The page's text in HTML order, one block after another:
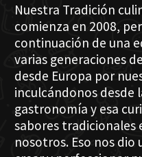
Nuestra Tradición
comienza en 2008,
continuación de una
varias generaciones
desde Europa por
inculcándonos desde
gastronomía y esa
sabores tradicionales
nosotros. Eso nos dio